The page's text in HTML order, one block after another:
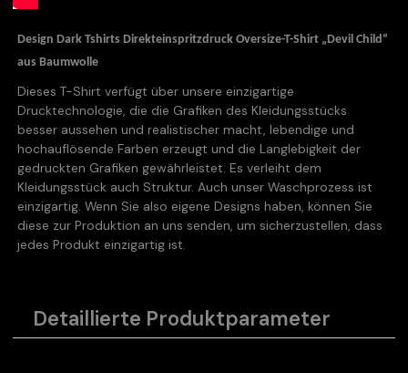
Design Dark Tshirts Direkteinspritzdruck Oversize-T-Shirt „Devil Child“
aus Baumwolle
Dieses T-Shirt verfügt über unsere einzigartige
Drucktechnologie, die die Grafiken des Kleidungsstücks
besser aussehen und realistischer macht, lebendige und
hochauflösende Farben erzeugt und die Langlebigkeit der
gedruckten Grafiken gewährleistet. Es verleiht dem
Kleidungsstück auch Struktur. Auch unser Waschprozess ist
einzigartig. Wenn Sie also eigene Designs haben, können Sie
diese zur Produktion an uns senden, um sicherzustellen, dass
jedes Produkt einzigartig ist.
Detaillierte Produktparameter